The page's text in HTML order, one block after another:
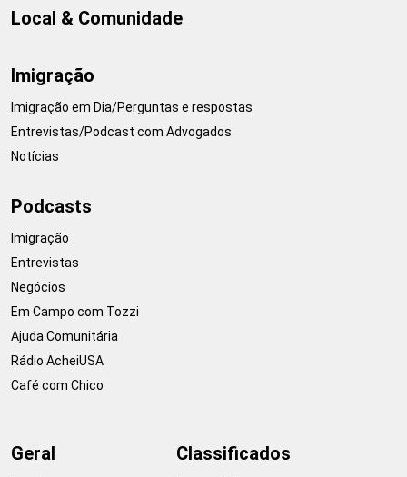
Local & Comunidade
Imigração
Imigração em Dia/Perguntas e respostas
Entrevistas/Podcast com Advogados
Notícias
Podcasts
Imigração
Entrevistas
Negócios
Em Campo com Tozzi
Ajuda Comunitária
Rádio AcheiUSA
Café com Chico
Geral Classificados